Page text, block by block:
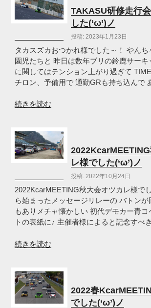
大
会
つ
か
れ
～
(‘ω’)
の
TAKASU研修走行
した(‘ω’)ノ
投稿: 2023年1月23日
タカスズカおつかれ様でした～！ やんち
園児たちと 昨日は数年ブリの鈴鹿サー
に関してはテンション上がり過ぎて
チロン、予備用で 通勤GRも持ち込んで
“TAKASU
走
行
会
ツ
カ
レ
様
で
た
の
続きを読む
レ様でした(‘ω’)ノ
投稿: 2022年10月24日
2022KcarMEETING秋大会オツカレ様で
ら始まったメッセージリレーの バトン
もありメチャ懐かしい 初代デモカー青コ
トの表紙に♪ 主催者様によると記念すべ
“2022KcarMEETING
会
オ
ツ
続きを読む
2022春
でした(‘ω’)ノ